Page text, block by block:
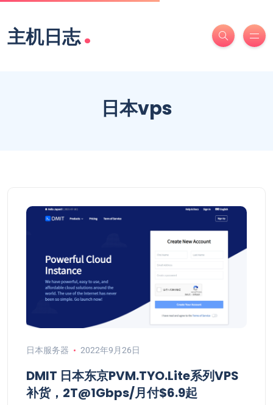
主机日志.
日本vps
日本服务器 2022年9月26日
DMIT 日本东京PVM.TYO.Lite系列VPS
补货，2T@1Gbps/月付$6.9起